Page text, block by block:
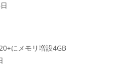
にメモリ増設4GB